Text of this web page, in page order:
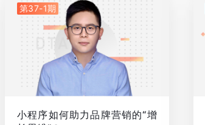
第37-1期
小程序如何助力品牌营销的“增